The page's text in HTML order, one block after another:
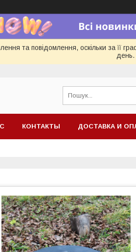
та повідомлення, оскільки за її
день.
КОНТАКТЫ ДОСТАВКА И